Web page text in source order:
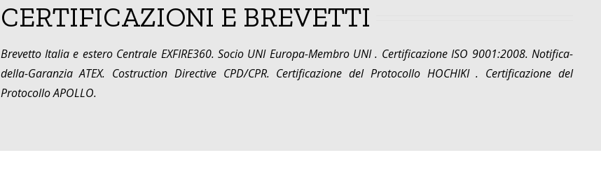
CERTIFICAZIONI E BREVETTI
Brevetto Italia e estero Centrale EXFIRE360. Socio UNI Europa-Membro UNI . Certificazione ISO 9001:2008. Notifica-
della-Garanzia ATEX. Costruction Directive CPD/CPR. Certificazione del Protocollo HOCHIKI . Certificazione del
Protocollo APOLLO.